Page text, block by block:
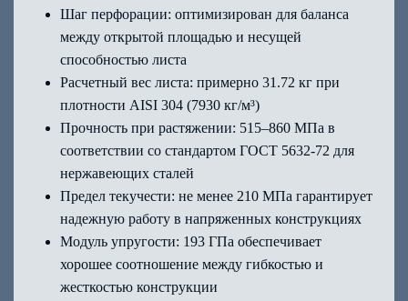
Шаг перфорации: оптимизирован для баланса
между открытой площадью и несущей
способностью листа
Расчетный вес листа: примерно 31.72 кг при
плотности AISI 304 (7930 кг/м³)
Прочность при растяжении: 515–860 МПа в
соответствии со стандартом ГОСТ 5632-72 для
нержавеющих сталей
Предел текучести: не менее 210 МПа гарантирует
надежную работу в напряженных конструкциях
Модуль упругости: 193 ГПа обеспечивает
хорошее соотношение между гибкостью и
жесткостью конструкции